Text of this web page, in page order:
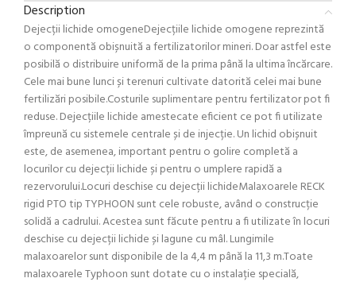
Description
Dejecții lichide omogeneDejecțiile lichide omogene reprezintă
o componentă obișnuită a fertilizatorilor mineri. Doar astfel este
posibilă o distribuire uniformă de la prima până la ultima încărcare.
Cele mai bune lunci și terenuri cultivate datorită celei mai bune
fertilizări posibile.Costurile suplimentare pentru fertilizator pot fi
reduse. Dejecțiile lichide amestecate eficient ce pot fi utilizate
împreună cu sistemele centrale și de injecție. Un lichid obișnuit
este, de asemenea, important pentru o golire completă a
locurilor cu dejecții lichide și pentru o umplere rapidă a
rezervorului.Locuri deschise cu dejecții lichideMalaxoarele RECK
rigid PTO tip TYPHOON sunt cele robuste, având o construcție
solidă a cadrului. Acestea sunt făcute pentru a fi utilizate în locuri
deschise cu dejecții lichide și lagune cu mâl. Lungimile
malaxoarelor sunt disponibile de la 4,4 m până la 11,3 m.Toate
malaxoarele Typhoon sunt dotate cu o instalație specială,